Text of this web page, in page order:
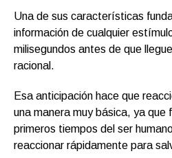
Una de sus características
información de cualquier
milisegundos antes de que
racional.
Esa anticipación hace que
una manera muy básica, ya que
primeros tiempos del ser
reaccionar rápidamente para